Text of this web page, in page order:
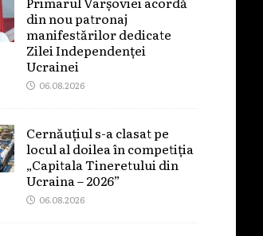
din nou patronaj
manifestărilor dedicate
Zilei Independenței
Ucrainei
06.08.2026
Cernăuțiul s-a clasat pe
locul al doilea în competiția
„Capitala Tineretului din
Ucraina – 2026”
06.08.2026